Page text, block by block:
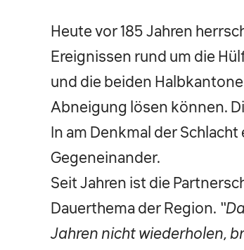
Heute vor 185 Jahren
Ereignissen rund um die
und die beiden
Abneigung lösen können.
In am Denkmal der
Gegeneinander.
Seit Jahren ist die
Dauerthema der Region.
Jahren nicht wiederholen,